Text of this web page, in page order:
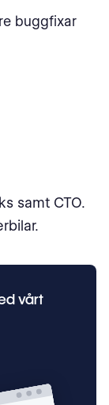
buggfixar
samt CTO.
vårt